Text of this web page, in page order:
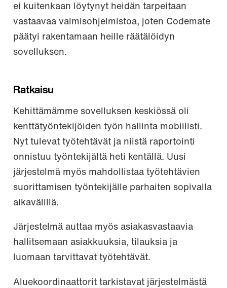
ei kuitenkaan löytynyt heidän tarpeitaan
vastaavaa valmisohjelmistoa, joten Codemate
päätyi rakentamaan heille räätälöidyn
sovelluksen.
Ratkaisu
Kehittämämme sovelluksen keskiössä oli
kenttätyöntekijöiden työn hallinta mobiilisti.
Nyt tulevat työtehtävät ja niistä raportointi
onnistuu työntekijältä heti kentällä. Uusi
järjestelmä myös mahdollistaa työtehtävien
suorittamisen työntekijälle parhaiten sopivalla
aikavälillä.
Järjestelmä auttaa myös asiakasvastaavia
hallitsemaan asiakkuuksia, tilauksia ja
luomaan tarvittavat työtehtävät.
Aluekoordinaattorit tarkistavat järjestelmästä